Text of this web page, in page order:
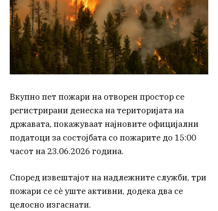
Вкупно пет пожари на отворен простор се
регистрирани денеска на територијата на
државата, покажуваат најновите официјални
податоци за состојбата со пожарите до 15:00
часот на 23.06.2026 година.
Според извештајот на надлежните служби, три
пожари се сè уште активни, додека два се
целосно изгаснати.